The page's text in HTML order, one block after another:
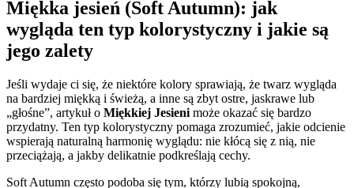
Miękka jesień (Soft Autumn): jak
wygląda ten typ kolorystyczny i jakie są
jego zalety
Jeśli wydaje ci się, że niektóre kolory sprawiają, że twarz wygląda
na bardziej miękką i świeżą, a inne są zbyt ostre, jaskrawe lub
„głośne”, artykuł o Miękkiej Jesieni może okazać się bardzo
przydatny. Ten typ kolorystyczny pomaga zrozumieć, jakie odcienie
wspierają naturalną harmonię wyglądu: nie kłócą się z nią, nie
przeciążają, a jakby delikatnie podkreślają cechy.
Soft Autumn często podoba się tym, którzy lubią spokojną,